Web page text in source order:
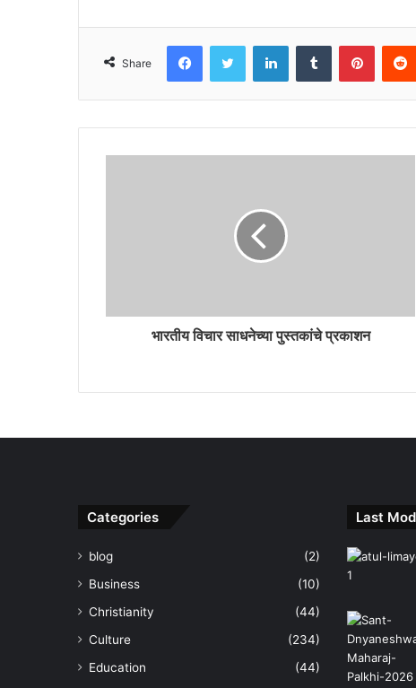
Share
FacebookTwitter LinkedInTumblr
भारतीय विचार साधनेच्या पुस्तकांचे प्रकाशन
Categories
blog
(2)
Business
(10)
Christianity
(44)
Culture
(234)
Education
(44)
Last